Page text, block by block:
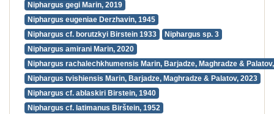
Niphargus gegi Marin, 2019
Niphargus eugeniae Derzhavin, 1945
Niphargus cf. borutzkyi Birstein 1933
Niphargus sp. 3
Niphargus amirani Marin, 2020
Niphargus rachalechkhumensis Marin, Barjadze, Maghradze &
Niphargus tvishiensis Marin, Barjadze, Maghradze & Palatov, 2023
Niphargus cf. ablaskiri Birstein, 1940
Niphargus cf. latimanus Birštein, 1952